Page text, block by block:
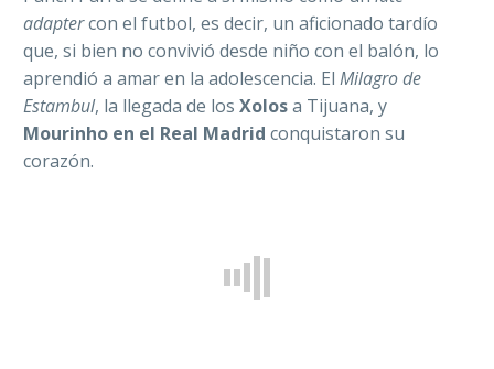
adaptercon el futbol, es decir, un aficionado tardío
que, si bien no convivió desde niño con el balón, lo
aprendió a amar en la adolescencia. El Milagro de
Estambul, la llegada de los Xolosa Tijuana, y
Mourinho en el Real Madrid conquistaron su
corazón.